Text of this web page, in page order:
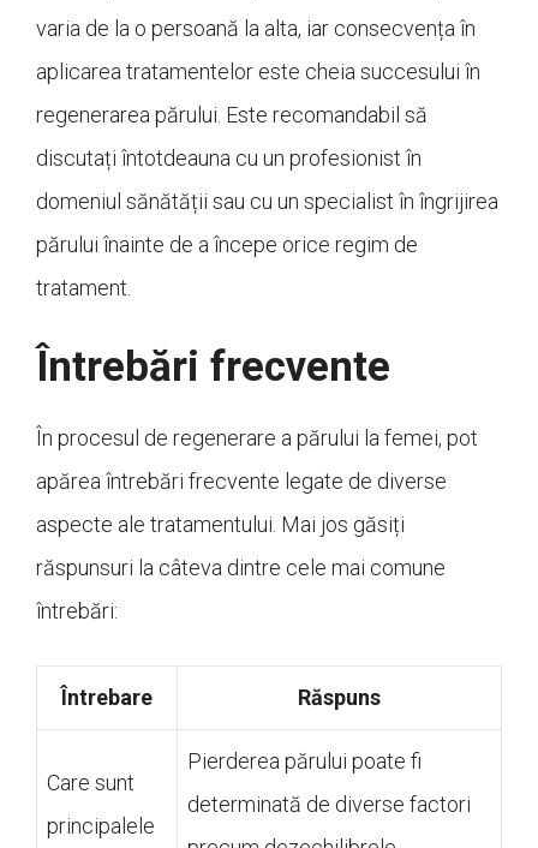
varia de la o persoană la alta, iar consecvența în
aplicarea tratamentelor este cheia succesului în
regenerarea părului. Este recomandabil să
discutați întotdeauna cu un profesionist în
domeniul sănătății sau cu un specialist în îngrijirea
părului înainte de a începe orice regim de
tratament.
Întrebări frecvente
În procesul de regenerare a părului la femei, pot
apărea întrebări frecvente legate de diverse
aspecte ale tratamentului. Mai jos găsiți
răspunsuri la câteva dintre cele mai comune
întrebări:
Întrebare Răspuns
Care sunt
principalele
Pierderea părului poate fi
determinată de diverse factori